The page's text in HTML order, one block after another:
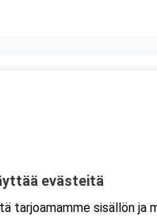
ajo-ohjeetevästeitä
tarjoamamme sisällön ja